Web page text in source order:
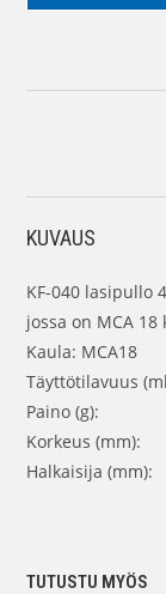
KUVAUS
KF-040 lasipullo
jossa on MCA 18
Kaula: MCA18
Täyttötilavuus
Paino (g):
Korkeus (mm):
Halkaisija (mm):
TUTUSTU MYÖS